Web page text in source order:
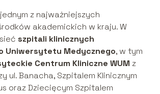
z najważniejszych
akademickich w kraju. W
szpitali klinicznych
Uniwersytetu Medycznego, w tym
Centrum Kliniczne WUM z
ul. Banacha, Szpitalem Klinicznym
oraz Dziecięcym Szpitalem